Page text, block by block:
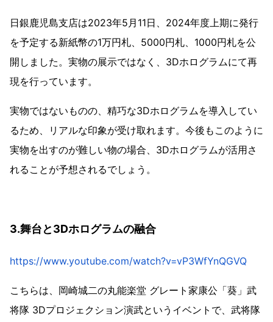
日銀鹿児島支店は2023年5月11日、2024年度上期に発行
を予定する新紙幣の1万円札、5000円札、1000円札を公
開しました。実物の展示ではなく、3Dホログラムにて再
現を行っています。
実物ではないものの、精巧な3Dホログラムを導入してい
るため、リアルな印象が受け取れます。今後もこのように
実物を出すのが難しい物の場合、3Dホログラムが活用さ
れることが予想されるでしょう。
3.舞台と3Dホログラムの融合
https://www.youtube.com/watch?v=vP3WfYnQGVQ
こちらは、岡崎城二の丸能楽堂 グレート家康公「葵」武
将隊 3Dプロジェクション演武というイベントで、武将隊